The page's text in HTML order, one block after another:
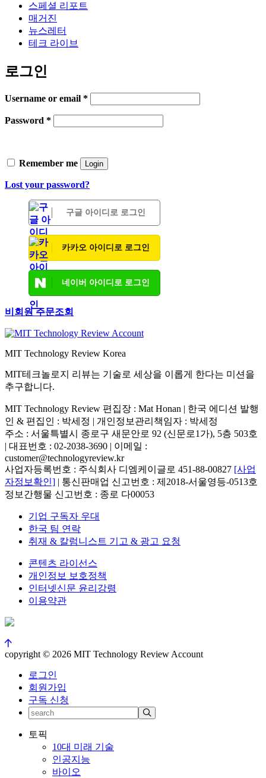
스페셜 리포트
매거진
뉴스레터
테크 라이브
로그인
Username or email *
Password *
Remember me Login
Lost your password?
구글 아이디로 로그인
카카오 아이디로 로그인
네이버 아이디로 로그인
비회원 주문조회
MIT Technology Review Korea
MIT테크놀로지 리뷰는 기술로 세상을 이롭게 한다는 미션을
추구합니다.
MIT Technology Review 편집장 : Mat Honan | 한국 에디션 발행
인 & 편집인 : 박세정 | 개인정보관리책임자 : 박세정
주소 : 서울특별시 종로구 새문안로 92 (신문로1가), 5층 503호
| 대표번호 : 02-2038-3690 | 이메일 :
customer@technologyreview.kr
사업자등록번호 : 주식회사 디엠케이글로 451-88-00827 [사업
자정보확인] | 통신판매업 신고번호 : 제2018-서울영등-0513호
정보간행물 신고번호 : 종로 다00053
기업 구독자 우대
한국 팀 연락
취재 & 칼럼니스트 기고 & 광고 요청
콘텐츠 라이선스
개인정보 보호정책
인터넷신문 윤리강령
이용약관
copyright © 2026 MIT Technology Review Account
로그인
회원가입
구독 신청
토픽
10대 미래 기술
인공지능
바이오